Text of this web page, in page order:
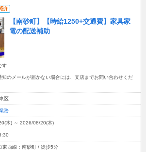
介
【南砂町】【時給1250+交通費】家具家
電の配送補助
す
知のメールが届かない場合には、支店までお問い合わせくだ
区
務
木) ～ 2026/08/20(木)
東西線：南砂町 / 徒歩5分